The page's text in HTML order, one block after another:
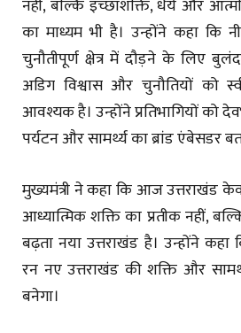
नहीं, बल्कि इच्छाशक्ति, धैर्य और
का माध्यम भी है। उन्होंने कहा कि
चुनौतीपूर्ण क्षेत्र में दौड़ने के लिए
अडिग विश्वास और चुनौतियों को
आवश्यक है। उन्होंने प्रतिभागियों को
पर्यटन और सामर्थ्य का ब्रांड एंबेसडर
मुख्यमंत्री ने कहा कि आज उत्तराखंड
आध्यात्मिक शक्ति का प्रतीक नहीं,
बढ़ता नया उत्तराखंड है। उन्होंने कहा
रन नए उत्तराखंड की शक्ति और
बनेगा।